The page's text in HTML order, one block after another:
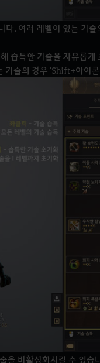
. 여러 레벨이 있는 기
습득한 기술을 자유롭
기술의 경우 'Shift+아이
을 비활성화시킬 수 있습